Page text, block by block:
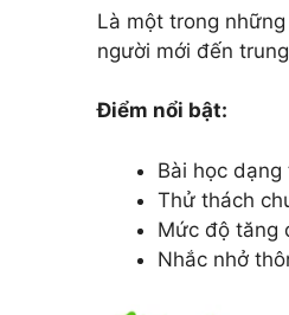
Là một trong
người mới đến
Điểm nổi bật:
Bài học dạng
Thử thách
Mức độ tăng
Nhắc nhở